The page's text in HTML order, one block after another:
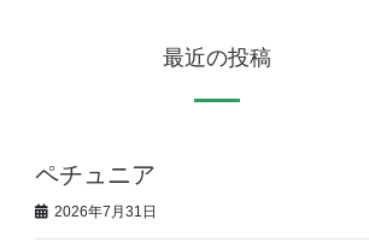
最近の投稿
ペチュニア
2026年7月31日